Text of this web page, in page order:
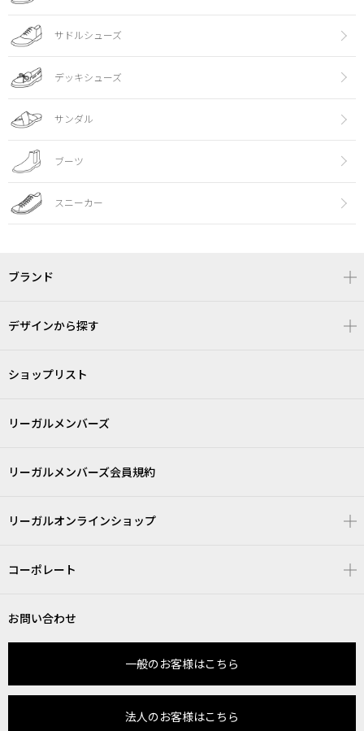
サドルシューズ
デッキシューズ
サンダル
ブーツ
スニーカー
ブランド
デザインから探す
ショップリスト
リーガルメンバーズ
リーガルメンバーズ会員規約
リーガルオンラインショップ
コーポレート
お問い合わせ
一般のお客様はこちら
法人のお客様はこちら